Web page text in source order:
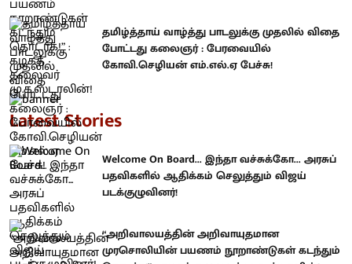
தமிழ்த்தாய் வாழ்த்து பாடலுக்கு முதலில் விதை
போட்டது கலைஞர் : பேரவையில்
கோவி.செழியன் எம்.எல்.ஏ பேச்சு!
Latest Stories
Welcome On Board... இந்தா வச்சுக்கோ... அரசுப்
பதவிகளில் ஆதிக்கம் செலுத்தும் விஜய்
படக்குழுவினர்!
“அறிவாலயத்தின் அறிவாயுதமான
முரசொலியின் பயணம் நூறாண்டுகள் கடந்தும்